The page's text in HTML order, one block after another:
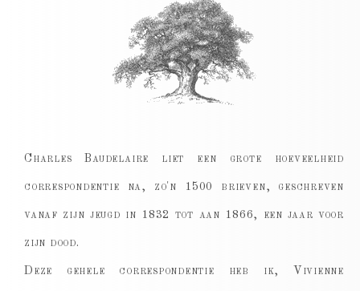
Charles Baudelaire liet een grote hoeveelheid
correspondentie na, zo'n 1500 brieven, geschreven
vanaf zijn jeugd in 1832 tot aan 1866, een jaar voor
zijn dood.
Deze gehele correspondentie heb ik, Vivienne